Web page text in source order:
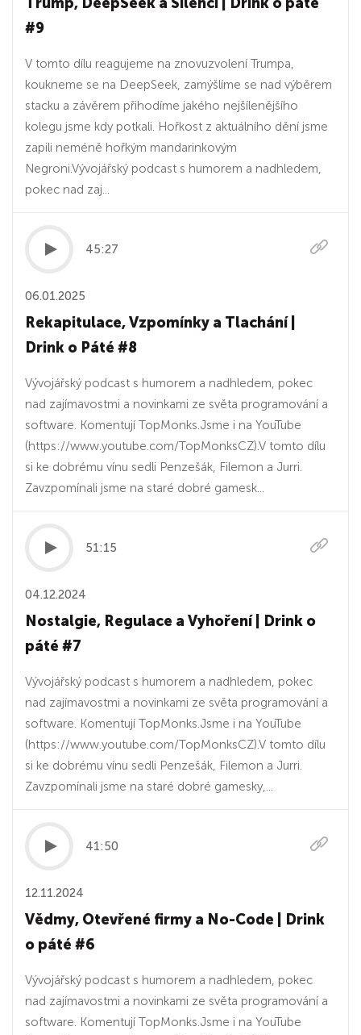
#9
V tomto dílu reagujeme na znovuzvolení Trumpa,
koukneme se na DeepSeek, zamýšlíme se nad výběrem
stacku a závěrem přihodíme jakého nejšílenějšího
kolegu jsme kdy potkali. Hořkost z aktuálního dění jsme
zapili neméně hořkým mandarinkovým
Negroni.Vývojářský podcast s humorem a nadhledem,
pokec nad zaj...
45:27
06.01.2025
Rekapitulace, Vzpomínky a Tlachání |
Drink o Páté #8
Vývojářský podcast s humorem a nadhledem, pokec
nad zajímavostmi a novinkami ze světa programování a
software. Komentují TopMonks.Jsme i na YouTube⁠
(⁠⁠⁠⁠⁠https://www.youtube.com/TopMonksCZ⁠⁠⁠⁠⁠).V tomto dílu
si ke dobrému vínu sedli Penzešák, Filemon a Jurri.
Zavzpomínali jsme na staré dobré gamesk...
51:15
04.12.2024
Nostalgie, Regulace a Vyhoření | Drink o
páté #7
Vývojářský podcast s humorem a nadhledem, pokec
nad zajímavostmi a novinkami ze světa programování a
software. Komentují TopMonks.Jsme i na YouTube⁠
(⁠⁠⁠⁠https://www.youtube.com/TopMonksCZ⁠⁠⁠⁠).V tomto dílu
si ke dobrému vínu sedli Penzešák, Filemon a Jurri.
Zavzpomínali jsme na staré dobré gamesky,...
41:50
12.11.2024
Vědmy, Otevřené firmy a No-Code | Drink
o páté #6
Vývojářský podcast s humorem a nadhledem, pokec
nad zajímavostmi a novinkami ze světa programování a
software. Komentují TopMonks.Jsme i na YouTube⁠